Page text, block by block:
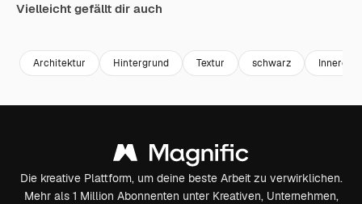
Vielleicht gefällt dir auch
Architektur Hintergrund Textur schwarz Innere
Die kreative Plattform, um deine beste Arbeit zu verwirklichen.
Mehr als 1 Million Abonnenten unter Kreativen, Unternehmen,